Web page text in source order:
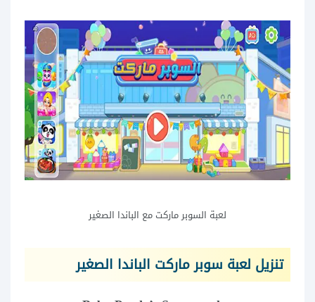
لعبة السوبر ماركت مع الباندا الصغير
تنزيل لعبة سوبر ماركت الباندا الصغير